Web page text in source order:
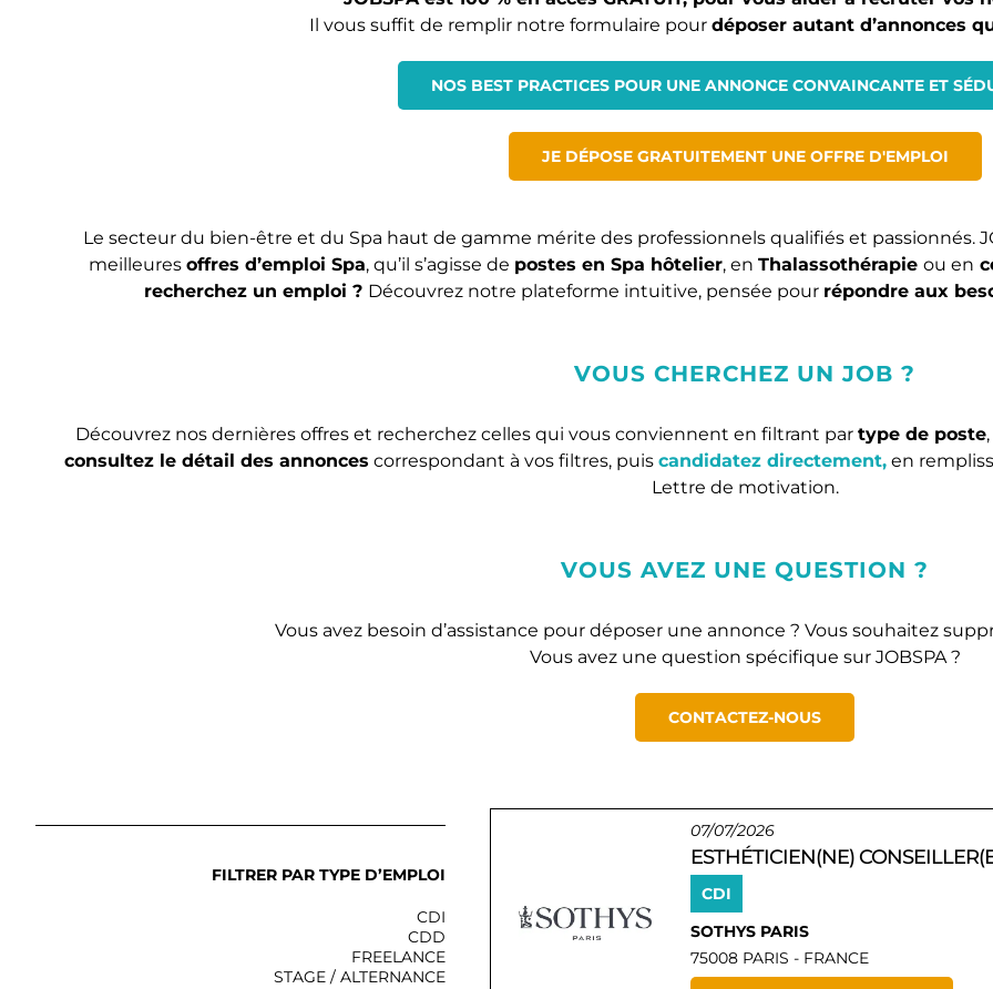
Il vous suffit de remplir notre formulaire pour déposer autant d’annonces
NOS BEST PRACTICES POUR UNE ANNONCE CONVAINCANTE ET
JE DÉPOSE GRATUITEMENT UNE OFFRE D'EMPLOI
Le secteur du bien-être et du Spa haut de gamme mérite des professionnels qualifiés et passionnés.
meilleures offres d’emploi Spa, qu’il s’agisse de postes en Spa hôtelier, en Thalassothérapie ou en
recherchez un emploi ? Découvrez notre plateforme intuitive, pensée pour répondre aux
VOUS CHERCHEZ UN JOB ?
Découvrez nos dernières offres et recherchez celles qui vous conviennent en filtrant par type de poste,
consultez le détail des annonces correspondant à vos filtres, puis candidatez directement,en
Lettre de motivation.
VOUS AVEZ UNE QUESTION ?
Vous avez besoin d’assistance pour déposer une annonce ? Vous souhaitez
Vous avez une question spécifique sur JOBSPA ?
CONTACTEZ-NOUS
FILTRER PAR TYPE D’EMPLOI
CDI
CDD
FREELANCE
STAGE / ALTERNANCE
07/07/2026
ESTHÉTICIEN(NE)
CDI
SOTHYS PARIS
75008 PARIS - FRANCE